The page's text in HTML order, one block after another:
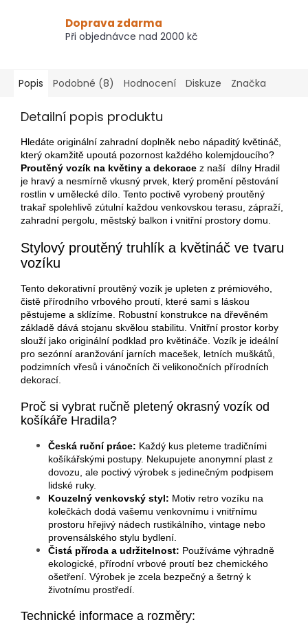
Doprava zdarma
Při objednávce nad 2000 kč
Popis Podobné (8) Hodnocení Diskuze Značka
Detailní popis produktu
Hledáte originální zahradní doplněk nebo nápaditý květináč,
který okamžitě upoutá pozornost každého kolemjdoucího?
Proutěný vozík na květiny a dekorace z naší dílny Hradil
je hravý a nesmírně vkusný prvek, který promění pěstování
rostlin v umělecké dílo. Tento poctivě vyrobený proutěný
trakař spolehlivě zútulní každou venkovskou terasu, zápraží,
zahradní pergolu, městský balkon i vnitřní prostory domu.
Stylový proutěný truhlík a květináč ve tvaru
vozíku
Tento dekorativní proutěný vozík je upleten z prémiového,
čistě přírodního vrbového proutí, které sami s láskou
pěstujeme a sklízíme. Robustní konstrukce na dřevěném
základě dává stojanu skvělou stabilitu. Vnitřní prostor korby
slouží jako originální podklad pro květináče. Vozík je ideální
pro sezónní aranžování jarních macešek, letních muškátů,
podzimních vřesů i vánočních či velikonočních přírodních
dekorací.
Proč si vybrat ručně pletený okrasný vozík od
košíkáře Hradila?
Česká ruční práce: Každý kus pleteme tradičními
košíkářskými postupy. Nekupujete anonymní plast z
dovozu, ale poctivý výrobek s jedinečným podpisem
lidské ruky.
Kouzelný venkovský styl: Motiv retro vozíku na
kolečkách dodá vašemu venkovnímu i vnitřnímu
prostoru hřejivý nádech rustikálního, vintage nebo
provensálského stylu bydlení.
Čistá příroda a udržitelnost: Používáme výhradně
ekologické, přírodní vrbové proutí bez chemického
ošetření. Výrobek je zcela bezpečný a šetrný k
životnímu prostředí.
Technické informace a rozměry: